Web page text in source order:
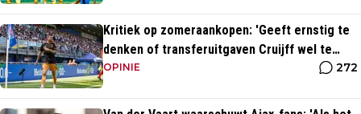
Kritiek op zomeraankopen: 'Geeft ernstig te
denken of transferuitgaven Cruijff wel te
rechtvaardigen zijn'
OPINIE 272